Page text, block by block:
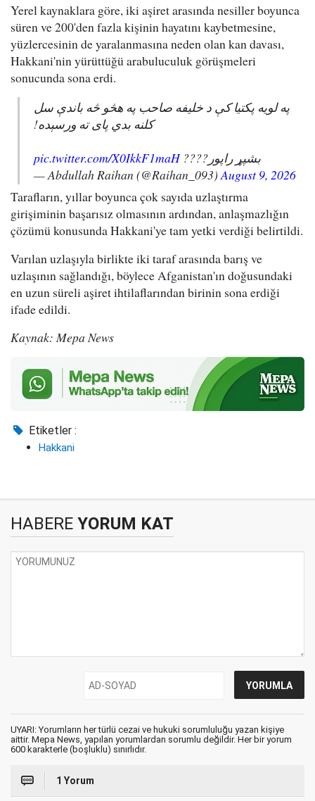
Yerel kaynaklara göre, iki aşiret arasında nesiller boyunca
süren ve 200'den fazla kişinin hayatını kaybetmesine,
yüzlercesinin de yaralanmasına neden olan kan davası,
Hakkani'nin yürüttüğü arabuluculuk görüşmeleri
sonucunda sona erdi.
په لویه پکتیا کې د خلیفه صاحب په هڅو څه باندې سل
کلنه بدي پای ته ورسېده!
بشپړ راپور????pic.twitter.com/X0IkkF1maH
— Abdullah Raihan (@Raihan_093)August 9, 2026
Tarafların, yıllar boyunca çok sayıda uzlaştırma
girişiminin başarısız olmasının ardından, anlaşmazlığın
çözümü konusunda Hakkani'ye tam yetki verdiği belirtildi.
Varılan uzlaşıyla birlikte iki taraf arasında barış ve
uzlaşının sağlandığı, böylece Afganistan'ın doğusundaki
en uzun süreli aşiret ihtilaflarından birinin sona erdiği
ifade edildi.
Kaynak: Mepa News
Etiketler :
Hakkani
HABERE YORUM KAT
UYARI: Yorumların her türlü cezai ve hukuki sorumluluğu yazan kişiye
aittir. Mepa News, yapılan yorumlardan sorumlu değildir. Her bir yorum
600 karakterle (boşluklu) sınırlıdır.
1 Yorum